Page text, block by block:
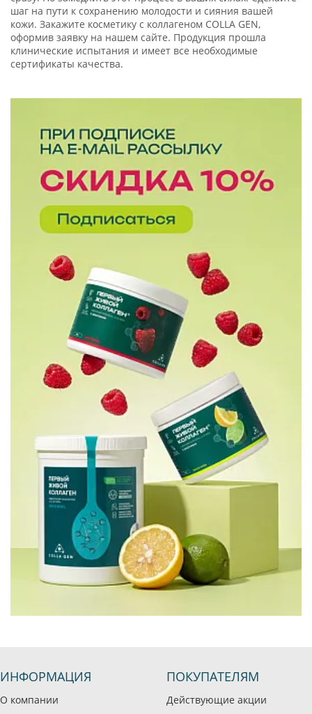
шаг на пути к сохранению молодости и сияния вашей
кожи. Закажите косметику с коллагеном COLLA GEN,
оформив заявку на нашем сайте. Продукция прошла
клинические испытания и имеет все необходимые
сертификаты качества.
ИНФОРМАЦИЯ
О компании
ПОКУПАТЕЛЯМ
Действующие акции